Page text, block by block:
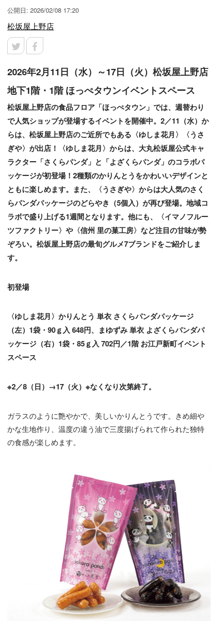
公開日: 2026/02/08 17:20
松坂屋上野店
2026年2月11日（水）～17日（火）松坂屋上野店
地下1階・1階 ほっぺタウンイベントスペース
松坂屋上野店の食品フロア「ほっぺタウン」では、週替わり
で人気ショップが登場するイベントを開催中。2／11（水）か
らは、松坂屋上野店のご近所でもある〈ゆしま花月〉〈うさ
ぎや〉が出店！〈ゆしま花月〉からは、大丸松坂屋公式キャ
ラクター「さくらパンダ」と「よざくらパンダ」のコラボパ
ッケージが初登場！2種類のかりんとうをかわいいデザインと
ともに楽しめます。また、〈うさぎや〉からは大人気のさく
らパンダパッケージのどらやき（5個入）が再び登場。地域コ
ラボで盛り上げる1週間となります。他にも、〈イマノフルー
ツファクトリー〉や〈信州 里の菓工房〉など注目の甘味が勢
ぞろい。松坂屋上野店の最旬グルメ7ブランドをご紹介しま
す。
初登場
〈ゆしま花月〉かりんとう 単衣 さくらパンダパッケージ
（左）1袋・90ｇ入 648円、まゆずみ 単衣 よざくらパンダパ
ッケージ（右）1袋・85ｇ入 702円／1階 お江戸新町イベント
スペース
※2／8（日）→17（火）※なくなり次第終了。
ガラスのように艶やかで、美しいかりんとうです。きめ細や
かな生地作り、温度の違う油で三度揚げられて作られた独特
の食感が楽しめます。